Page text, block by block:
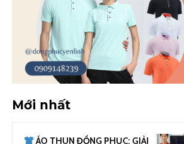
Mới nhất
ÁO THUN ĐỒNG PHỤC: GIẢI